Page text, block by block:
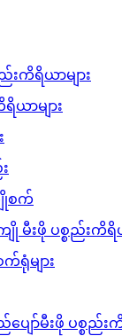
ကိရိယာများ
ယာများ
စက်
းဖို ပစ္စည်းကိရိယ
က်ရုံများ
ာ်မီးဖို ပစ္စည်းကိ